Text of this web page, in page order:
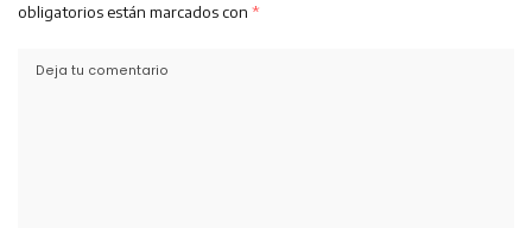
obligatorios están marcados con *